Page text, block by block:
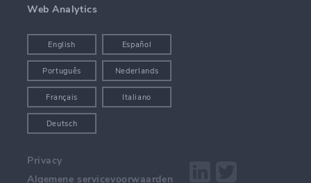
Web Analytics
English Español
Português Nederlands
Français Italiano
Deutsch
Privacy
Algemene servicevoorwaarden